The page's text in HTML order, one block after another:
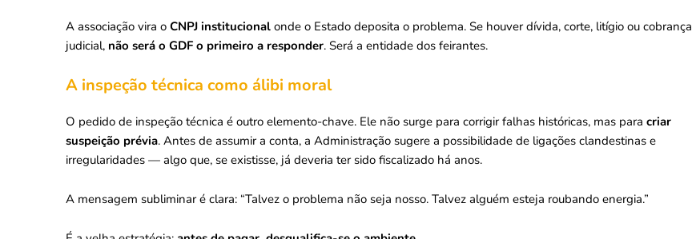
A associação vira o CNPJ institucional onde o Estado deposita o problema. Se houver dívida, corte, litígio ou cobrança
judicial, não será o GDF o primeiro a responder. Será a entidade dos feirantes.
A inspeção técnica como álibi moral
O pedido de inspeção técnica é outro elemento-chave. Ele não surge para corrigir falhas históricas, mas para criar
suspeição prévia. Antes de assumir a conta, a Administração sugere a possibilidade de ligações clandestinas e
irregularidades — algo que, se existisse, já deveria ter sido fiscalizado há anos.
A mensagem subliminar é clara: “Talvez o problema não seja nosso. Talvez alguém esteja roubando energia.”